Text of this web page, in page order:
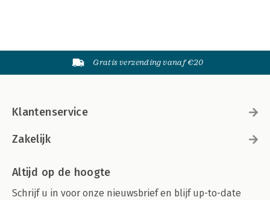
Gratis verzending vanaf €20
Klantenservice
Zakelijk
Altijd op de hoogte
Schrijf u in voor onze nieuwsbrief en blijf up-to-date